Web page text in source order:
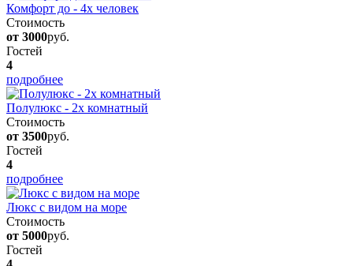
Комфорт до - 4х человек
Стоимость
от 3000руб.
Гостей
4
подробнее
Полулюкс - 2х комнатный
Стоимость
от 3500руб.
Гостей
4
подробнее
Люкс с видом на море
Стоимость
от 5000руб.
Гостей